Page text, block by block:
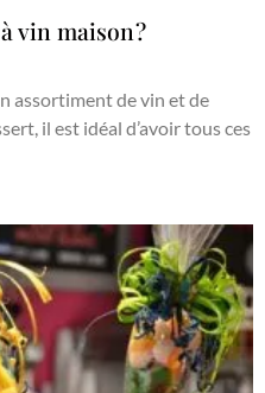
vin maison ?
assortiment de vin et de
il est idéal d’avoir tous ces